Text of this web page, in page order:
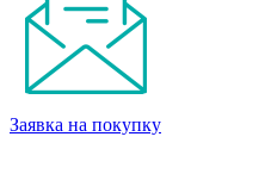
Заявка на покупку